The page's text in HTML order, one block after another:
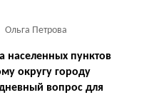
Ольга Петрова
населенных пунктов
округу городу
вопрос для